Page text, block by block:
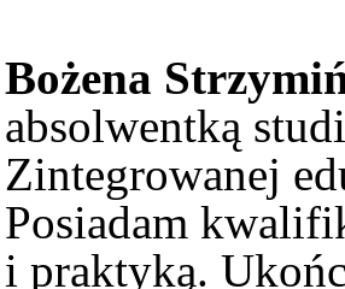
Bożena
absolwentką
Zintegrowanej
Posiadam
i praktyką.